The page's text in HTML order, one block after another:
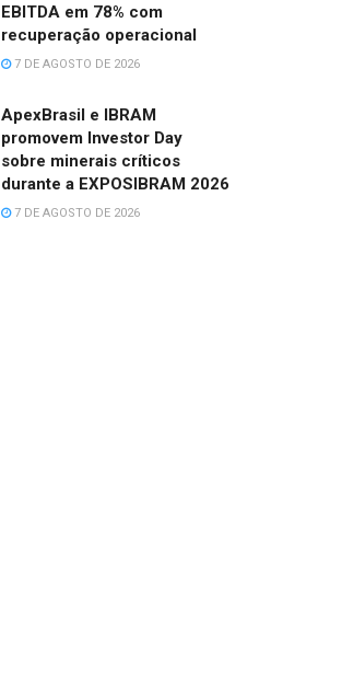
EBITDA em 78% com
recuperação operacional
7 DE AGOSTO DE 2026
ApexBrasil e IBRAM
promovem Investor Day
sobre minerais críticos
durante a EXPOSIBRAM 2026
7 DE AGOSTO DE 2026